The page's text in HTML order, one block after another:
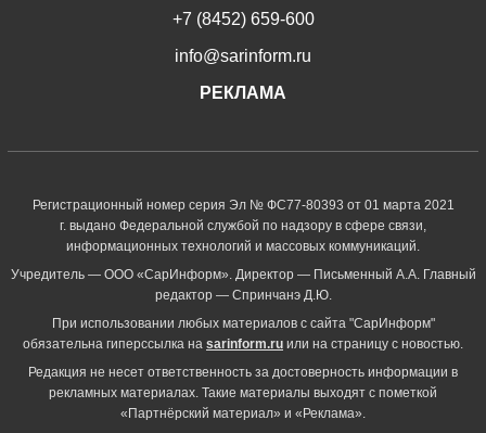
+7 (8452) 659-600
info@sarinform.ru
РЕКЛАМА
Регистрационный номер серия Эл № ФС77-80393 от 01 марта 2021
г. выдано Федеральной службой по надзору в сфере связи,
информационных технологий и массовых коммуникаций.
Учредитель — ООО «СарИнформ». Директор — Письменный А.А. Главный
редактор — Спринчанэ Д.Ю.
При использовании любых материалов с сайта "СарИнформ"
обязательна гиперссылка на sarinform.ru или на страницу с новостью.
Редакция не несет ответственность за достоверность информации в
рекламных материалах. Такие материалы выходят с пометкой
«Партнёрский материал» и «Реклама».